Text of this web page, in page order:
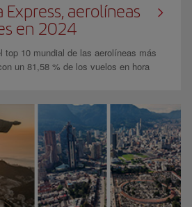
Express, aerolíneas
en 2024
top 10 mundial de las aerolíneas más
un 81,58 % de los vuelos en hora